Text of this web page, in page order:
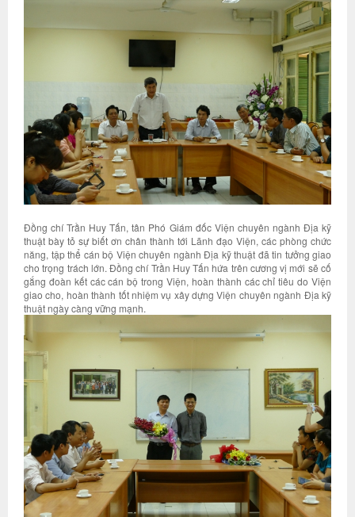
Đồng chí Trần Huy Tấn, tân Phó Giám đốc Viện chuyên ngành Địa kỹ
thuật bày tỏ sự biết ơn chân thành tới Lãnh đạo Viện, các phòng chức
năng, tập thể cán bộ Viện chuyên ngành Địa kỹ thuật đã tin tưởng giao
cho trọng trách lớn. Đồng chí Trần Huy Tấn hứa trên cương vị mới sẽ cố
gắng đoàn kết các cán bộ trong Viện, hoàn thành các chỉ tiêu do Viện
giao cho, hoàn thành tốt nhiệm vụ xây dựng Viện chuyên ngành Địa kỹ
thuật ngày càng vững mạnh.